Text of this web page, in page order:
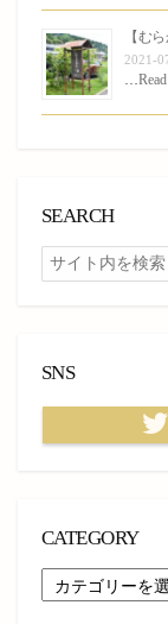
【む
2021-
SEARCH
検
索
SNS
CATEGORY
CATEGORY